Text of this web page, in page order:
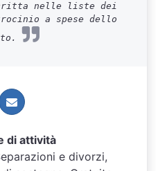
nelle liste dei
a spese dello
di attività
e divorzi,